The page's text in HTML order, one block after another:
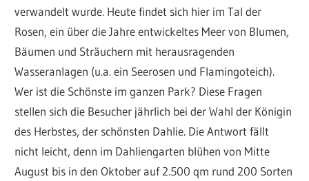
verwandelt wurde. Heute findet sich hier im Tal der
Rosen, ein über die Jahre entwickeltes Meer von Blumen,
Bäumen und Sträuchern mit herausragenden
Wasseranlagen (u.a. ein Seerosen und Flamingoteich).
Wer ist die Schönste im ganzen Park? Diese Fragen
stellen sich die Besucher jährlich bei der Wahl der Königin
des Herbstes, der schönsten Dahlie. Die Antwort fällt
nicht leicht, denn im Dahliengarten blühen von Mitte
August bis in den Oktober auf 2.500 qm rund 200 Sorten